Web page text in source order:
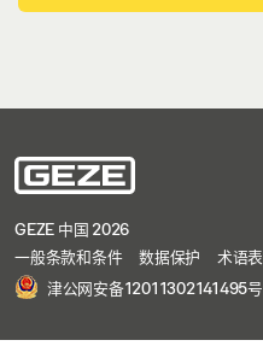
GEZE 中国 2026
一般条款和条件
数据保护 术语表
津公网安备12011302141495号